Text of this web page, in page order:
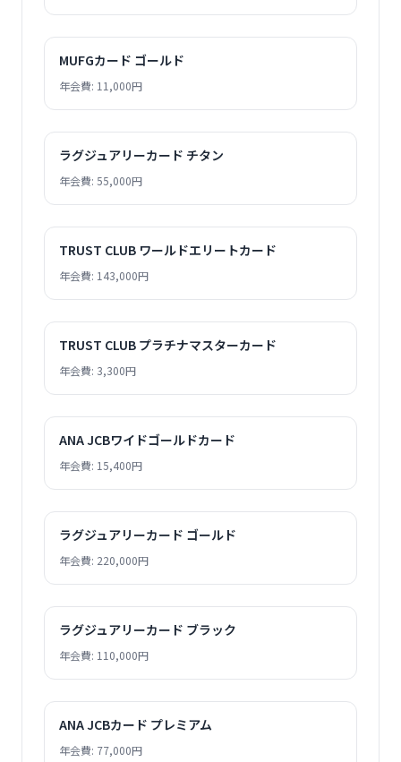
MUFGカード ゴールド
年会費: 11,000円
ラグジュアリーカード チタン
年会費: 55,000円
TRUST CLUB ワールドエリートカード
年会費: 143,000円
TRUST CLUB プラチナマスターカード
年会費: 3,300円
ANA JCBワイドゴールドカード
年会費: 15,400円
ラグジュアリーカード ゴールド
年会費: 220,000円
ラグジュアリーカード ブラック
年会費: 110,000円
ANA JCBカード プレミアム
年会費: 77,000円